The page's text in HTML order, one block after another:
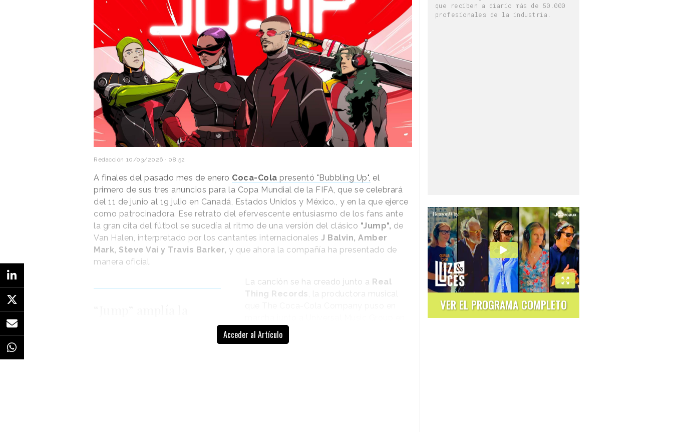
Redacción 10/03/2026 · 08:52
A finales del pasado mes de enero Coca-Cola presentó "Bubbling Up", el
primero de sus tres anuncios para la Copa Mundial de la FIFA, que se celebrará
del 11 de junio al 19 julio en Canadá, Estados Unidos y México., y en la que ejerce
como patrocinadora. Ese retrato del efervescente entusiasmo de los fans ante
la gran cita del fútbol se sucedía al ritmo de una versión del clásico "Jump", de
Van Halen, interpretado por los cantantes internacionales J Balvin, Amber
Mark, Steve Vai y Travis Barker, y que ahora la compañía ha presentado de
manera oficial.
La canción se ha creado junto a Real
Thing Records
, la productora musical
verano de 2025, y ha contado con la
colaboración de
Acceder al Artículo
que reciben a diario más de 50.000
profesionales de la industria.
VER EL PROGRAMA COMPLETO